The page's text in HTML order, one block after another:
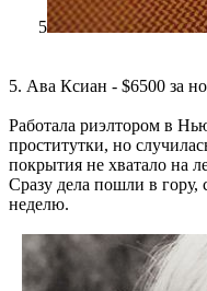
5
5. Ава Ксиан - $6500 за
Работала риэлтором в
проститутки, но
покрытия не хватало на
Сразу дела пошли в гору,
неделю.